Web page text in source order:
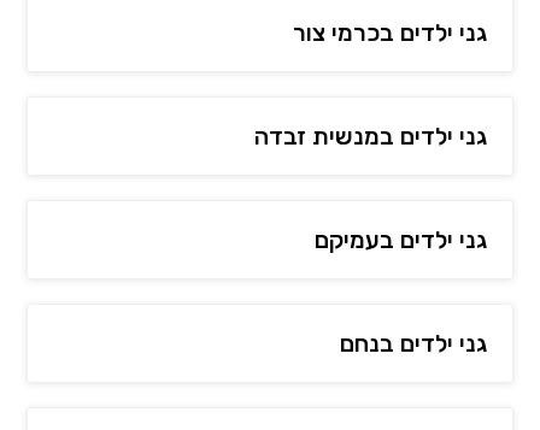
גני ילדים בכרמי צור
גני ילדים במנשית זבדה
גני ילדים בעמיקם
גני ילדים בנחם